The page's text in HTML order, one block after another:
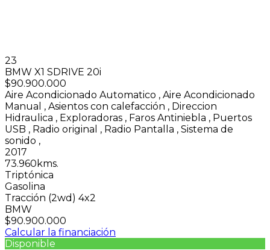
23
BMW X1 SDRIVE 20i
$90.900.000
Aire Acondicionado Automatico , Aire Acondicionado
Manual , Asientos con calefacción , Direccion
Hidraulica , Exploradoras , Faros Antiniebla , Puertos
USB , Radio original , Radio Pantalla , Sistema de
sonido ,
2017
73.960kms.
Triptónica
Gasolina
Tracción (2wd) 4x2
BMW
$90.900.000
Calcular la financiación
Disponible